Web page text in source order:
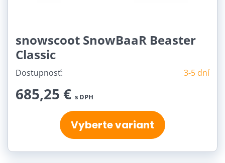
snowscoot SnowBaaR Beaster
Classic
Dostupnosť: 3-5 dní
685,25 € s DPH
Vyberte variant